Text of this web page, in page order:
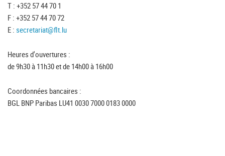
T : +352 57 44 70 1
F : +352 57 44 70 72
E : secretariat@flt.lu
Heures d'ouvertures :
de 9h30 à 11h30 et de 14h00 à 16h00
Coordonnées bancaires :
BGL BNP Paribas LU41 0030 7000 0183 0000